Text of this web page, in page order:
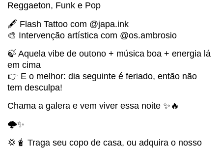
Reggaeton, Funk e Pop
🖋️ Flash Tattoo com @japa.ink
🎨 Intervenção artística com @os.ambrosio
🍃 Aquela vibe de outono + música boa + energia lá
em cima
👉 E o melhor: dia seguinte é feriado, então não
tem desculpa!
Chama a galera e vem viver essa noite ✨🔥
🌩️✨
💢🧋 Traga seu copo de casa, ou adquira o nosso